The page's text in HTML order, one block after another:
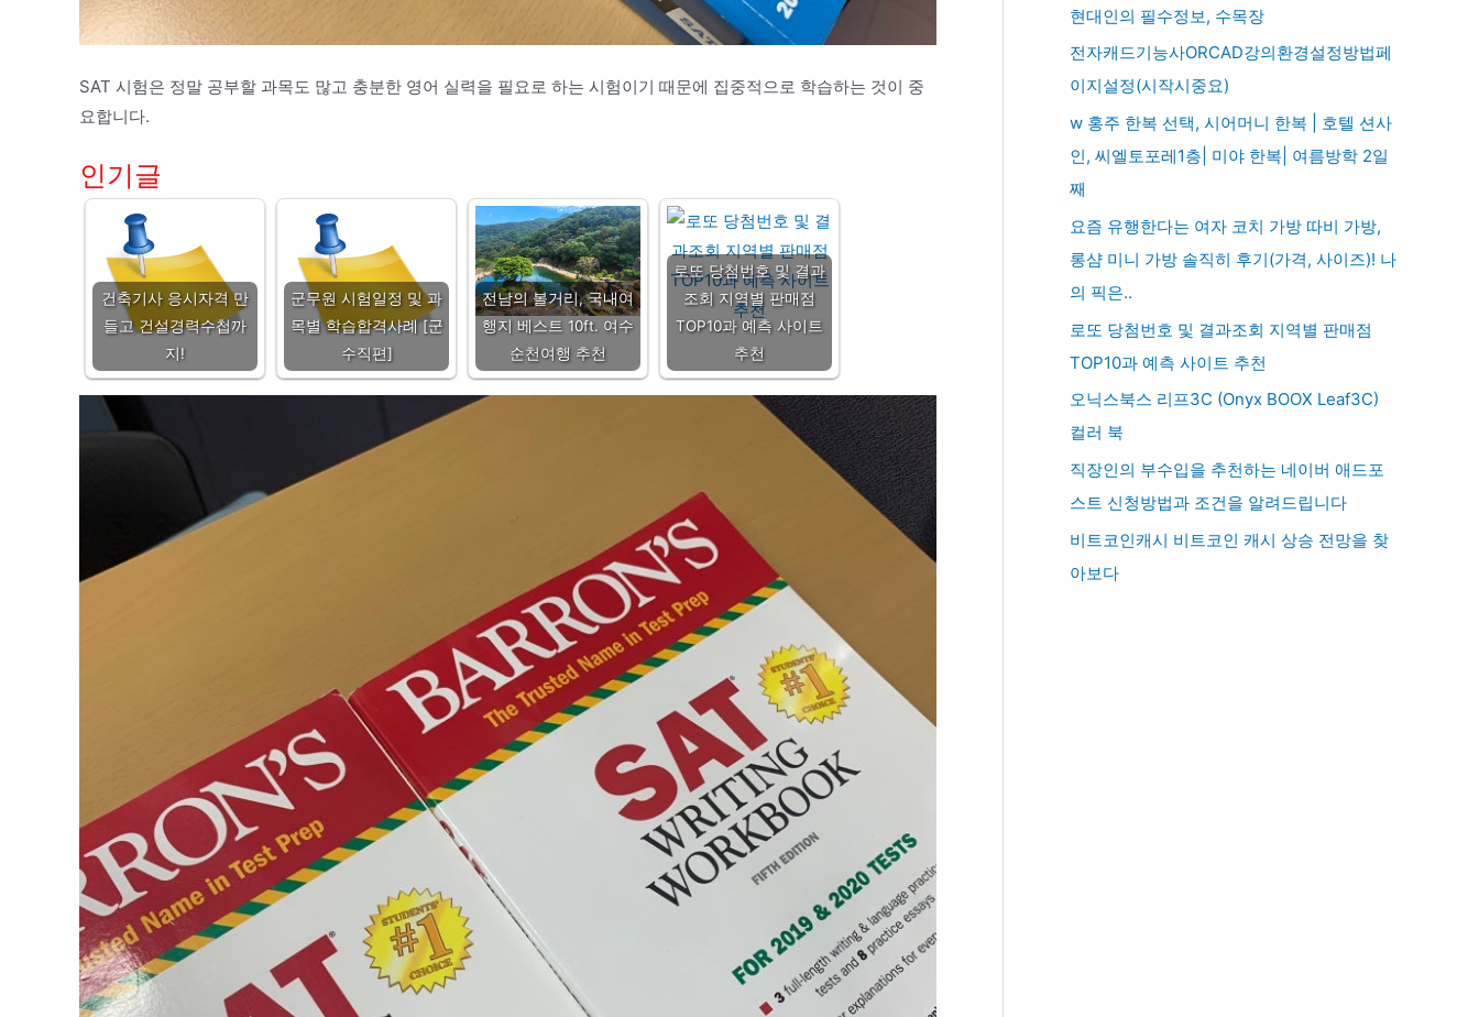
SAT 시험은 정말 공부할 과목도 많고 충분한 영어 실력을 필요로 하는 시험이기 때문에 집중적으로 학습하는 것이 중
요합니다.
인기글
건축기사 응시자격 만
들고 건설경력수첩까
지!
군무원 시험일정 및 과
목별 학습합격사례 [군
수직편]
전남의 볼거리, 국내여
행지 베스트 10ft. 여수
순천여행 추천
로또 당첨번호 및 결과
조회 지역별 판매점
TOP10과 예측 사이트
추천
현대인의 필수정보, 수목장
전자캐드기능사ORCAD강의환경설정방법페
이지설정(시작시중요)
w 홍주 한복 선택, 시어머니 한복 | 호텔 션사
인, 씨엘토포레1층| 미야 한복| 여름방학 2일
째
요즘 유행한다는 여자 코치 가방 따비 가방,
롱샴 미니 가방 솔직히 후기(가격, 사이즈)! 나
의 픽은..
로또 당첨번호 및 결과조회 지역별 판매점
TOP10과 예측 사이트 추천
오닉스북스 리프3C (Onyx BOOX Leaf3C)
컬러 북
직장인의 부수입을 추천하는 네이버 애드포
스트 신청방법과 조건을 알려드립니다
비트코인캐시 비트코인 캐시 상승 전망을 찾
아보다